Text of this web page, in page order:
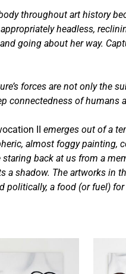
throughout art history
headless,
going about her way.
forces are not only
connectedness of humans
II
emerges out of a
almost foggy painting,
back at us from a
a shadow. The artworks in
politically, a food (or fuel)